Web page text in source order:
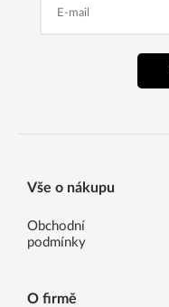
Vše o nákupu
Obchodní
podmínky
O firmě